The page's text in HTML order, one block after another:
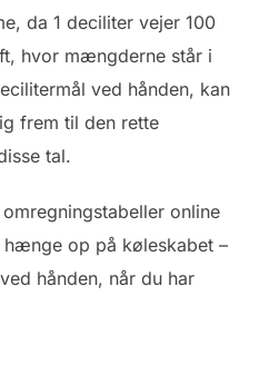
da 1 deciliter vejer 100
hvor mængderne står i
ved hånden, kan
frem til den rette
tal.
online
op på køleskabet –
hånden, når du har